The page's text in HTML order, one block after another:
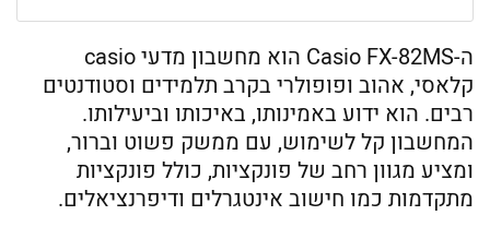
ה-Casio FX-82MS הוא מחשבון מדעי casio
קלאסי, אהוב ופופולרי בקרב תלמידים וסטודנטים
רבים. הוא ידוע באמינותו, באיכותו וביעילותו.
המחשבון קל לשימוש, עם ממשק פשוט וברור,
ומציע מגוון רחב של פונקציות, כולל פונקציות
מתקדמות כמו חישוב אינטגרלים ודיפרנציאלים.